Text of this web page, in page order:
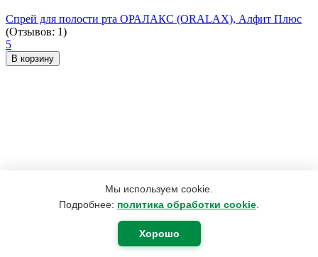
Мы используем cookie.
Подробнее: политика обработки cookie
Хорошо
Спрей для полости рта ОРАЛАКС (ORALAX), Алфит Плюс
(Отзывов: 1)
5
В корзину